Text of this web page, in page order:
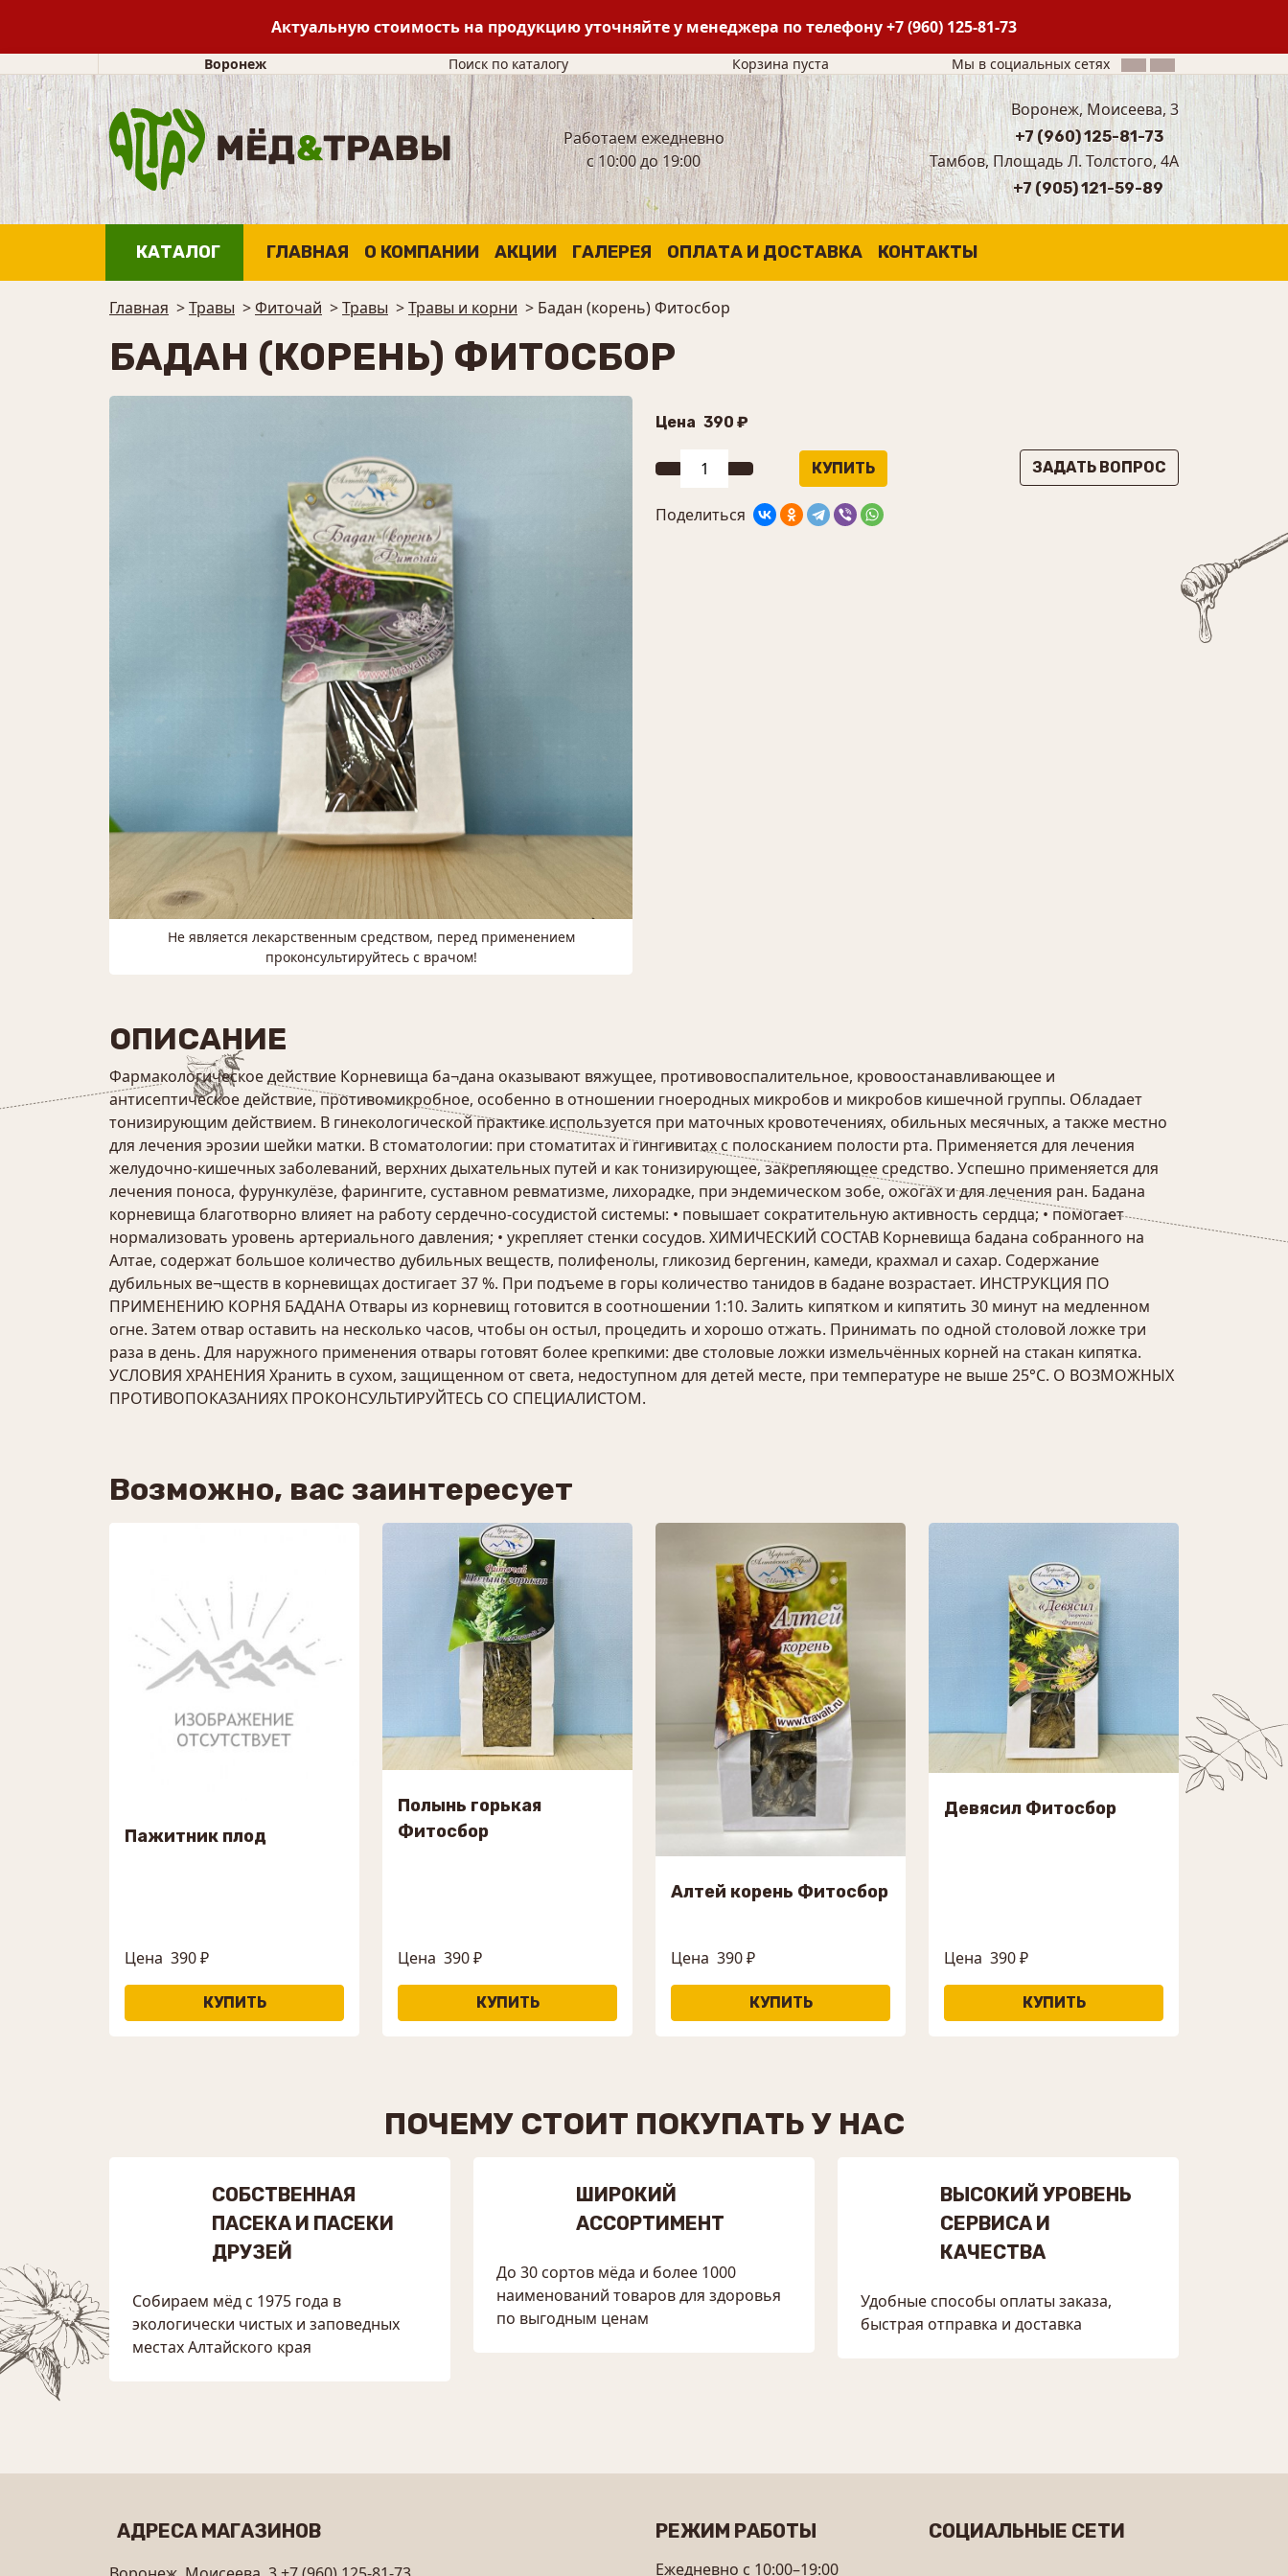
Актуальную стоимость на продукцию уточняйте у менеджера по телефону+7 (960) 125-81-73
Воронеж Поиск по каталогу Корзина пуста Мы в социальных сетях
Работаем ежедневно
с 10:00 до 19:00
Воронеж, Моисеева, 3
+7 (960) 125-81-73
Тамбов, Площадь Л. Толстого, 4А
+7 (905) 121-59-89
КАТАЛОГ ГЛАВНАЯ О КОМПАНИИ АКЦИИ ГАЛЕРЕЯ ОПЛАТА И ДОСТАВКА КОНТАКТЫ
Главная >Травы >Фиточай >Травы >Травы и корни > Бадан (корень) Фитосбор
БАДАН (КОРЕНЬ) ФИТОСБОР
Не является лекарственным средством, перед применением
проконсультируйтесь с врачом!
Цена 390 ₽
ЗАДАТЬ ВОПРОС
Поделиться
ОПИСАНИЕ
Фармакологическое действие Корневища ба¬дана оказывают вяжущее, противовоспалительное, кровоостанавливающее и
антисептическое действие, противомикробное, особенно в отношении гноеродных микробов и микробов кишечной группы. Обладает
тонизирующим действием. В гинекологической практике используется при маточных кровотечениях, обильных месячных, а также местно
для лечения эрозии шейки матки. В стоматологии: при стоматитах и гингивитах с полосканием полости рта. Применяется для лечения
желудочно-кишечных заболеваний, верхних дыхательных путей и как тонизирующее, закрепляющее средство. Успешно применяется для
лечения поноса, фурункулёзе, фарингите, суставном ревматизме, лихорадке, при эндемическом зобе, ожогах и для лечения ран. Бадана
корневища благотворно влияет на работу сердечно-сосудистой системы: • повышает сократительную активность сердца; • помогает
нормализовать уровень артериального давления; • укрепляет стенки сосудов. ХИМИЧЕСКИЙ СОСТАВ Корневища бадана собранного на
Алтае, содержат большое количество дубильных веществ, полифенолы, гликозид бергенин, камеди, крахмал и сахар. Содержание
дубильных ве¬ществ в корневищах достигает 37 %. При подъеме в горы количество танидов в бадане возрастает. ИНСТРУКЦИЯ ПО
ПРИМЕНЕНИЮ КОРНЯ БАДАНА Отвары из корневищ готовится в соотношении 1:10. Залить кипятком и кипятить 30 минут на медленном
огне. Затем отвар оставить на несколько часов, чтобы он остыл, процедить и хорошо отжать. Принимать по одной столовой ложке три
раза в день. Для наружного применения отвары готовят более крепкими: две столовые ложки измельчённых корней на стакан кипятка.
УСЛОВИЯ ХРАНЕНИЯ Хранить в сухом, защищенном от света, недоступном для детей месте, при температуре не выше 25°С. О ВОЗМОЖНЫХ
ПРОТИВОПОКАЗАНИЯХ ПРОКОНСУЛЬТИРУЙТЕСЬ СО СПЕЦИАЛИСТОМ.
Возможно, вас заинтересует
Пажитник плод
Цена 390 ₽
Полынь горькая
Фитосбор
Цена 390 ₽
Алтей корень Фитосбор
Цена 390 ₽
Девясил Фитосбор
Цена 390 ₽
ПОЧЕМУ СТОИТ ПОКУПАТЬ У НАС
СОБСТВЕННАЯ
ПАСЕКА И ПАСЕКИ
ДРУЗЕЙ
Собираем мёд с 1975 года в
экологически чистых и заповедных
местах Алтайского края
ШИРОКИЙ
АССОРТИМЕНТ
До 30 сортов мёда и более 1000
наименований товаров для здоровья
по выгодным ценам
ВЫСОКИЙ УРОВЕНЬ
СЕРВИСА И
КАЧЕСТВА
Удобные способы оплаты заказа,
быстрая отправка и доставка
АДРЕСА МАГАЗИНОВ РЕЖИМ РАБОТЫ
Ежедневно с 10:00–19:00
СОЦИАЛЬНЫЕ СЕТИ